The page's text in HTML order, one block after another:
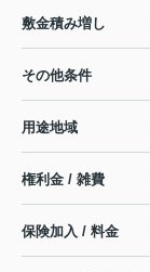
敷金積み増し
その他条件
用途地域
権利金 / 雑費
保険加入 / 料金